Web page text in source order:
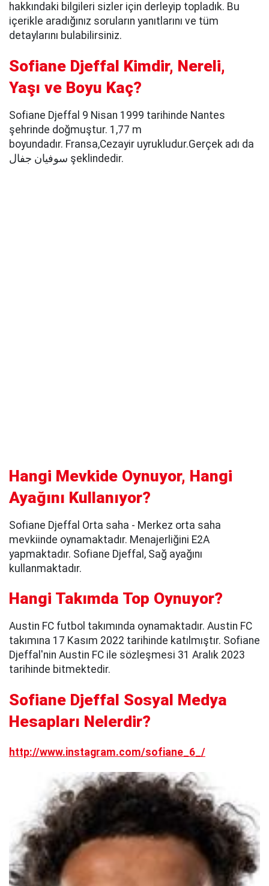
hakkındaki bilgileri sizler için derleyip topladık. Bu
içerikle aradığınız soruların yanıtlarını ve tüm
detaylarını bulabilirsiniz.
Sofiane Djeffal Kimdir, Nereli,
Yaşı ve Boyu Kaç?
Sofiane Djeffal 9 Nisan 1999 tarihinde Nantes
şehrinde doğmuştur. 1,77 m
boyundadır. Fransa,Cezayir uyrukludur.Gerçek adı da
سوفیان جفال şeklindedir.
Hangi Mevkide Oynuyor, Hangi
Ayağını Kullanıyor?
Sofiane Djeffal Orta saha - Merkez orta saha
mevkiinde oynamaktadır. Menajerliğini E2A
yapmaktadır. Sofiane Djeffal, Sağ ayağını
kullanmaktadır.
Hangi Takımda Top Oynuyor?
Austin FC futbol takımında oynamaktadır. Austin FC
takımına 17 Kasım 2022 tarihinde katılmıştır. Sofiane
Djeffal'nin Austin FC ile sözleşmesi 31 Aralık 2023
tarihinde bitmektedir.
Sofiane Djeffal Sosyal Medya
Hesapları Nelerdir?
http://www.instagram.com/sofiane_6_/